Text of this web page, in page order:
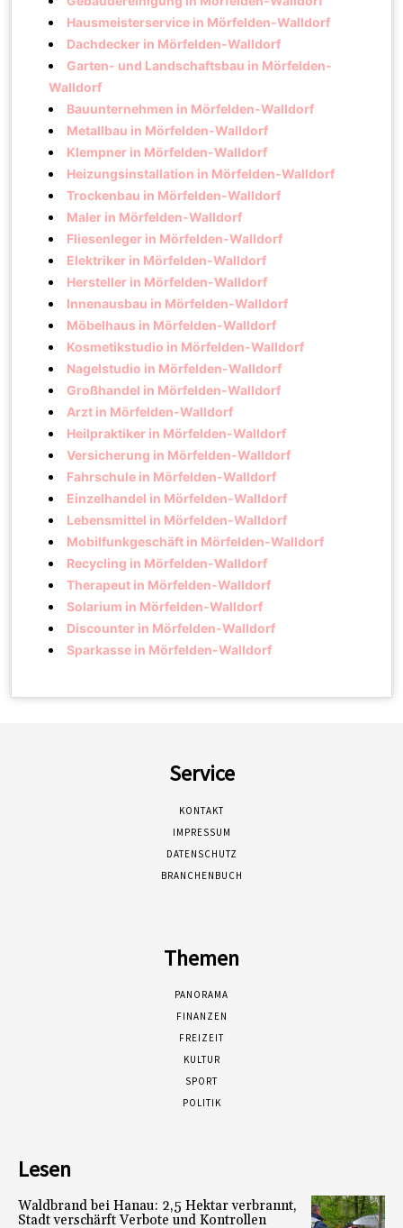
Hausmeisterservice in Mörfelden-Walldorf
Dachdecker in Mörfelden-Walldorf
Garten- und Landschaftsbau in Mörfelden-
Walldorf
Bauunternehmen in Mörfelden-Walldorf
Metallbau in Mörfelden-Walldorf
Klempner in Mörfelden-Walldorf
Heizungsinstallation in Mörfelden-Walldorf
Trockenbau in Mörfelden-Walldorf
Maler in Mörfelden-Walldorf
Fliesenleger in Mörfelden-Walldorf
Elektriker in Mörfelden-Walldorf
Hersteller in Mörfelden-Walldorf
Innenausbau in Mörfelden-Walldorf
Möbelhaus in Mörfelden-Walldorf
Kosmetikstudio in Mörfelden-Walldorf
Nagelstudio in Mörfelden-Walldorf
Großhandel in Mörfelden-Walldorf
Arzt in Mörfelden-Walldorf
Heilpraktiker in Mörfelden-Walldorf
Versicherung in Mörfelden-Walldorf
Fahrschule in Mörfelden-Walldorf
Einzelhandel in Mörfelden-Walldorf
Lebensmittel in Mörfelden-Walldorf
Mobilfunkgeschäft in Mörfelden-Walldorf
Recycling in Mörfelden-Walldorf
Therapeut in Mörfelden-Walldorf
Solarium in Mörfelden-Walldorf
Discounter in Mörfelden-Walldorf
Sparkasse in Mörfelden-Walldorf
Service
KONTAKT
IMPRESSUM
DATENSCHUTZ
BRANCHENBUCH
Themen
PANORAMA
FINANZEN
FREIZEIT
KULTUR
SPORT
POLITIK
Lesen
Waldbrand bei Hanau: 2,5 Hektar verbrannt,
Stadt verschärft Verbote und Kontrollen